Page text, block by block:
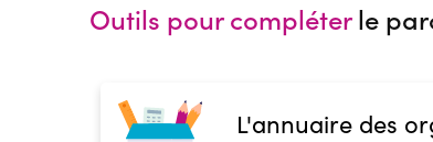
Outils pour compléterle
L'annuaire des